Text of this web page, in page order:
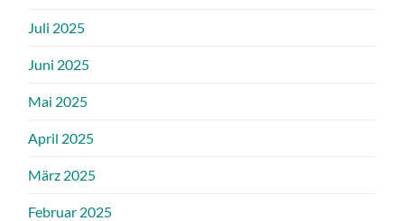
Juli 2025
Juni 2025
Mai 2025
April 2025
März 2025
Februar 2025